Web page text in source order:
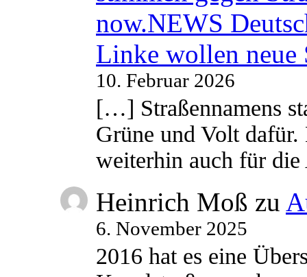
now.NEWS
Linke wollen neue
10. Februar 2026
[…] Straßennamens
Grüne und Volt
weiterhin auch für
Heinrich Moß zu
6. November 2025
2016 hat es eine